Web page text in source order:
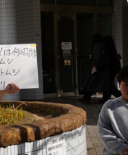
サイトマップ